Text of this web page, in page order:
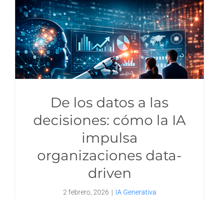
De los datos a las
decisiones: cómo la IA
impulsa
organizaciones data-
driven
2 febrero, 2026 | IA Generativa